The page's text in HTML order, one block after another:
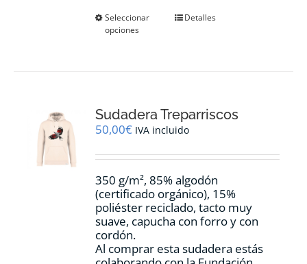
Seleccionar
opciones
Este
se
pueden
en
página
de
producto
Detalles
Sudadera Treparriscos
50,00€ IVA incluido
350 g/m², 85% algodón
(certificado orgánico), 15%
poliéster reciclado, tacto muy
suave, capucha con forro y con
cordón.
Al comprar esta sudadera estás